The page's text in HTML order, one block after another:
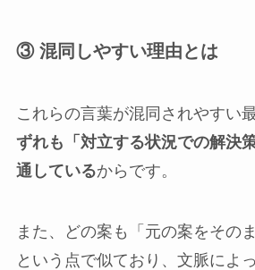
③ 混同しやすい理由とは
これらの言葉が混同されやすい
ずれも「対立する状況での解決
通しているからです。
また、どの案も「元の案をその
という点で似ており、文脈によ